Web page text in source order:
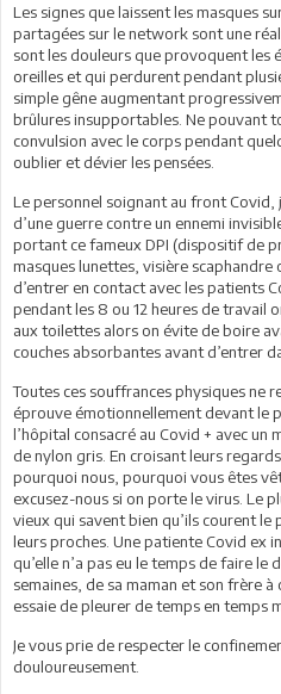
Les signes que laissent les masques
partagées sur le network sont une
sont les douleurs que provoquent les
oreilles et qui perdurent pendant
simple gêne augmentant
brûlures insupportables. Ne pouvant
convulsion avec le corps pendant
oublier et dévier les pensées.
Le personnel soignant au front Covid,
d’une guerre contre un ennemi
portant ce fameux DPI (dispositif de
masques lunettes, visière scaphandre
d’entrer en contact avec les patients
pendant les 8 ou 12 heures de travail
aux toilettes alors on évite de boire
couches absorbantes avant d’entrer
Toutes ces souffrances physiques ne
éprouve émotionnellement devant le
l’hôpital consacré au Covid + avec un
de nylon gris. En croisant leurs
pourquoi nous, pourquoi vous êtes
excusez-nous si on porte le virus. Le
vieux qui savent bien qu’ils courent le
leurs proches. Une patiente Covid ex
qu’elle n’a pas eu le temps de faire le
semaines, de sa maman et son frère
essaie de pleurer de temps en temps
Je vous prie de respecter le
douloureusement.